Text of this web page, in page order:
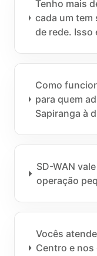
Tenho mais
cada um
de rede. Isso
Como
para quem
Sapiranga à
SD-WAN
operação
Vocês
Centro e nos